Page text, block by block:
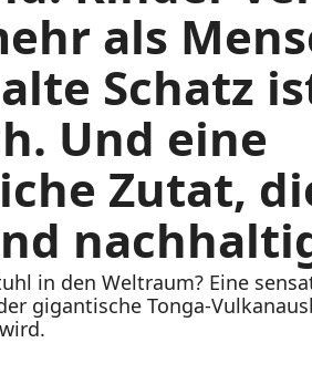
als
Schatz
Und eine
Zutat,
in den Weltraum? Eine
gigantische Tonga-